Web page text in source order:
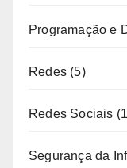
Programação e
Redes (5)
Redes Sociais
Segurança da